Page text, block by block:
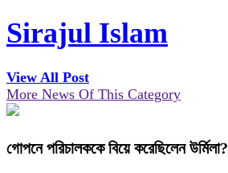
Sirajul Islam
View All Post
More News Of This Category
গোপনে পরিচালককে বিয়ে করেছিলেন উর্মিলা?